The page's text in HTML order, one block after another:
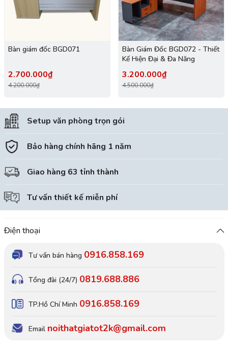
Bàn giám đốc BGD071
2.700.000₫
4.200.000₫
Bàn Giám Đốc BGD072 - Thiết
Kế Hiện Đại & Đa Năng
3.200.000₫
4.500.000₫
Setup văn phòng trọn gói
Bảo hàng chính hãng 1 năm
Giao hàng 63 tỉnh thành
Tư vấn thiết kế miễn phí
Điện thoại
Tư vấn bán hàng 0916.858.169
Tổng đài (24/7) 0819.688.886
TP.Hồ Chí Minh 0916.858.169
Email noithatgiatot2k@gmail.com